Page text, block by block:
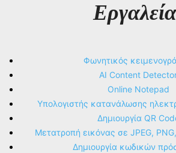
Εργαλεία
Φωνητικός
AI Content
Online Notepad
Υπολογιστής κατανάλωσης
Δημιουργία QR
Μετατροπή εικόνας σε JPEG,
Δημιουργία κωδικών